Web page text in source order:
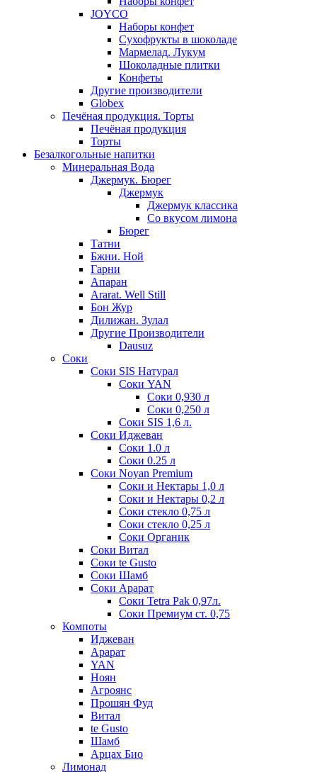
JOYCO
Наборы конфет
Сухофрукты в шоколаде
Мармелад. Лукум
Шоколадные плитки
Конфеты
Другие производители
Globex
Печёная продукция. Торты
Печёная продукция
Торты
Безалкогольные напитки
Минеральная Вода
Джермук. Бюрег
Джермук
Джермук классика
Со вкусом лимона
Бюрег
Татни
Бжни. Ной
Гарни
Апаран
Ararat. Well Still
Бон Жур
Дилижан. Зулал
Другие Производители
Dausuz
Соки
Соки SIS Натурал
Соки YAN
Соки 0,930 л
Соки 0,250 л
Соки SIS 1,6 л.
Соки Иджеван
Соки 1.0 л
Соки 0.25 л
Соки Noyan Premium
Соки и Нектары 1,0 л
Соки и Нектары 0,2 л
Соки стекло 0,75 л
Соки стекло 0,25 л
Соки Органик
Соки Витал
Соки te Gusto
Соки Шамб
Соки Арарат
Соки Tetra Pak 0,97л.
Соки Премиум ст. 0,75
Компоты
Иджеван
Арарат
YAN
Ноян
Агроянс
Прошян Фуд
Витал
te Gusto
Шамб
Арцах Био
Лимонад